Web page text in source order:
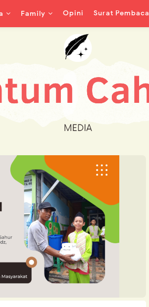
Family Opini Surat Pembaca